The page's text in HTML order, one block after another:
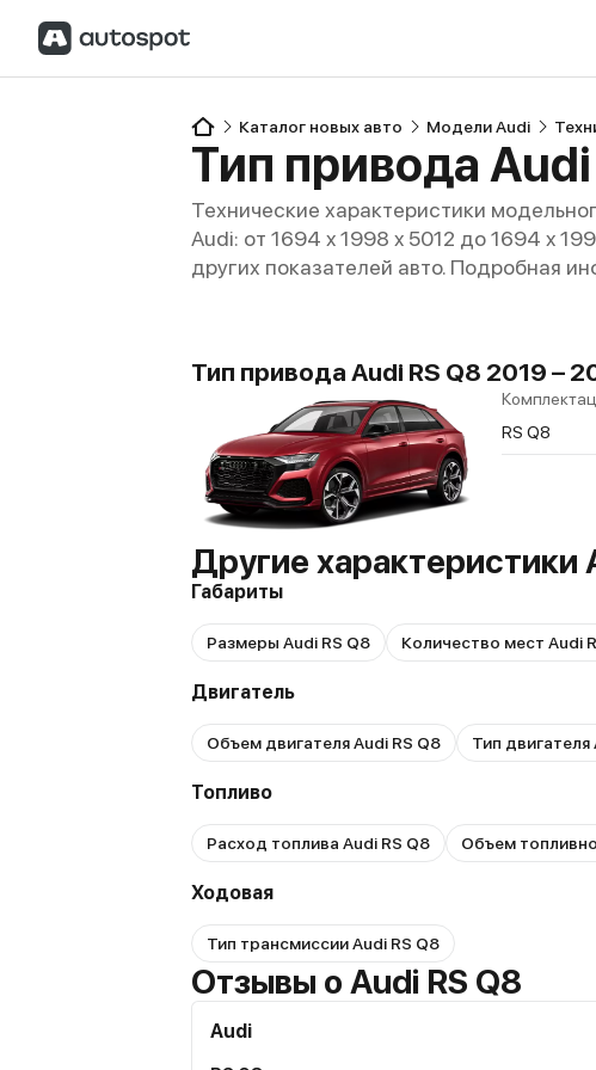
Каталог новых авто Модели Audi
Тип привода Audi
Технические характеристики
Audi: от 1694 x 1998 x 5012 до 1694 x
других показателей авто. Подробная
Тип привода Audi RS Q8 2019 –
RS Q8
Другие характеристики
Габариты
Размеры Audi RS Q8 Количество мест Audi
Двигатель
Объем двигателя Audi RS Q8 Тип двигателя
Топливо
Расход топлива Audi RS Q8 Объем
Ходовая
Тип трансмиссии Audi RS Q8
Отзывы о Audi RS Q8
Audi